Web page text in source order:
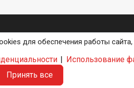
для обеспечения работы
| Использование
Принять все